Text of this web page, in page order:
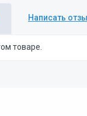
Написать
товаре.